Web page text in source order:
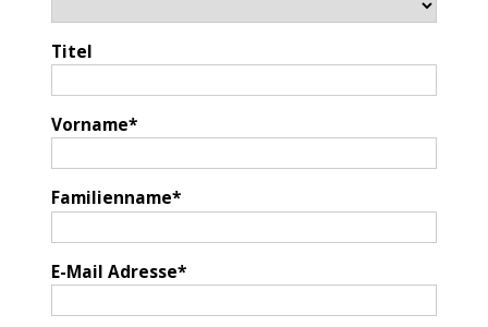
Titel
Vorname
Familienname
E-Mail Adresse